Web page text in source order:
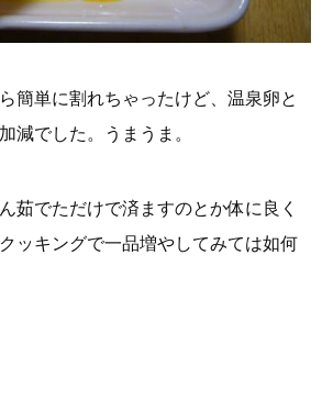
簡単に割れちゃったけど、温泉卵と
減でした。うまうま。
茹でただけで済ますのとか体に良く
ッキングで一品増やしてみては如何